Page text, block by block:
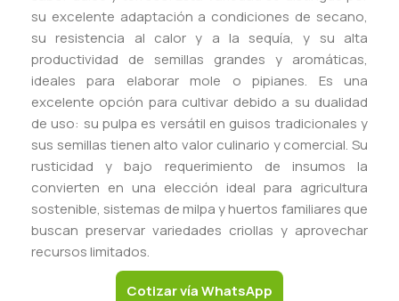
su excelente adaptación a condiciones de secano,
su resistencia al calor y a la sequía, y su alta
productividad de semillas grandes y aromáticas,
ideales para elaborar mole o pipianes. Es una
excelente opción para cultivar debido a su dualidad
de uso: su pulpa es versátil en guisos tradicionales y
sus semillas tienen alto valor culinario y comercial. Su
rusticidad y bajo requerimiento de insumos la
convierten en una elección ideal para agricultura
sostenible, sistemas de milpa y huertos familiares que
buscan preservar variedades criollas y aprovechar
recursos limitados.
Cotizar vía WhatsApp